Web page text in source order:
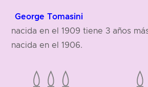
George Tomasini
nacida en el 1909 tiene 3 años
nacida en el 1906.